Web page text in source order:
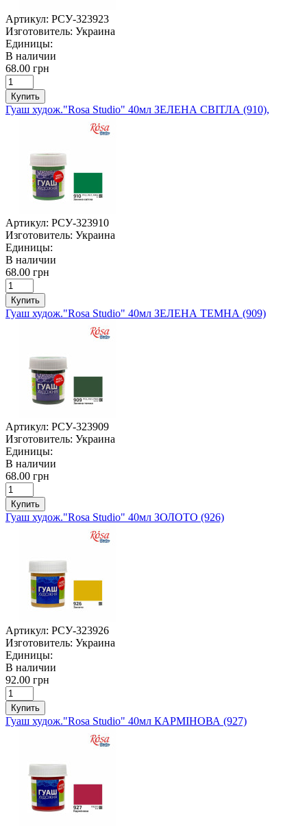
Артикул: РСУ-323923
Изготовитель: Украина
Единицы:
В наличии
68.00 грн
Купить
Гуаш худож."Rosa Studio" 40мл ЗЕЛЕНА СВІТЛА (910),
Артикул: РСУ-323910
Изготовитель: Украина
Единицы:
В наличии
68.00 грн
Купить
Гуаш худож."Rosa Studio" 40мл ЗЕЛЕНА ТЕМНА (909)
Артикул: РСУ-323909
Изготовитель: Украина
Единицы:
В наличии
68.00 грн
Купить
Гуаш худож."Rosa Studio" 40мл ЗОЛОТО (926)
Артикул: РСУ-323926
Изготовитель: Украина
Единицы:
В наличии
92.00 грн
Купить
Гуаш худож."Rosa Studio" 40мл КАРМІНОВА (927)